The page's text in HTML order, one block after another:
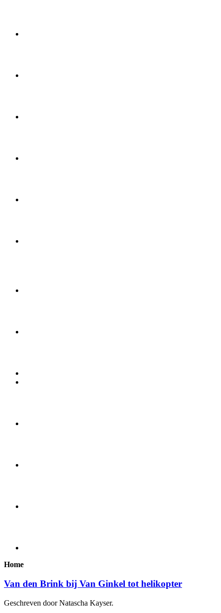
Home
Van den Brink bij Van Ginkel tot helikopter
Geschreven door Natascha Kayser.